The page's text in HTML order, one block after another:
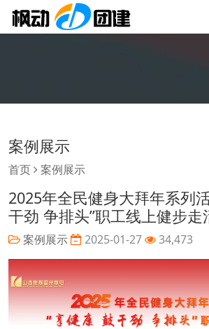
案例展示
首页 案例展示
2025年全民健身大拜年系列
干劲 争排头”职工线上健步走
案例展示 2025-01-27 34,473